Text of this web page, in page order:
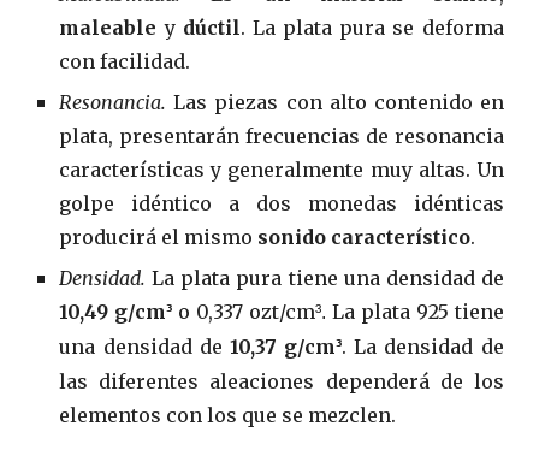
maleabley dúctil. La plata pura se deforma
con facilidad.
Resonancia. Las piezas con alto contenido en
plata, presentarán frecuencias de resonancia
características y generalmente muy altas. Un
golpe idéntico a dos monedas idénticas
producirá el mismo sonido característico.
Densidad. La plata pura tiene una densidad de
10,49 g/cm³ o 0,337 ozt/cm³. La plata 925 tiene
una densidad de 10,37 g/cm³. La densidad de
las diferentes aleaciones dependerá de los
elementos con los que se mezclen.